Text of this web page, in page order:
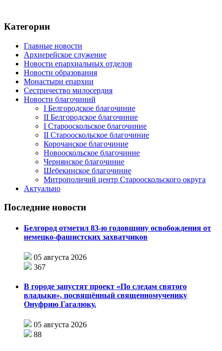
Категории
Главные новости
Архиерейское служение
Новости епархиальных отделов
Новости образования
Монастыри епархии
Сестричество милосердия
Новости благочиний
I Белгородское благочиние
II Белгородское благочиние
I Старооскольское благочиние
II Старооскольское благочиние
Корочанское благочиние
Новооскольское благочиние
Чернянское благочиние
Шебекинское благочиние
Митрополичий центр Старооскольского округа
Актуально
Последние новости
Белгород отметил 83-ю годовщину освобождения от
немецко-фашистских захватчиков
05 августа 2026
367
В городе запустят проект «По следам святого
владыки», посвящённый священномученику
Онуфрию Гагалюку.
05 августа 2026
88